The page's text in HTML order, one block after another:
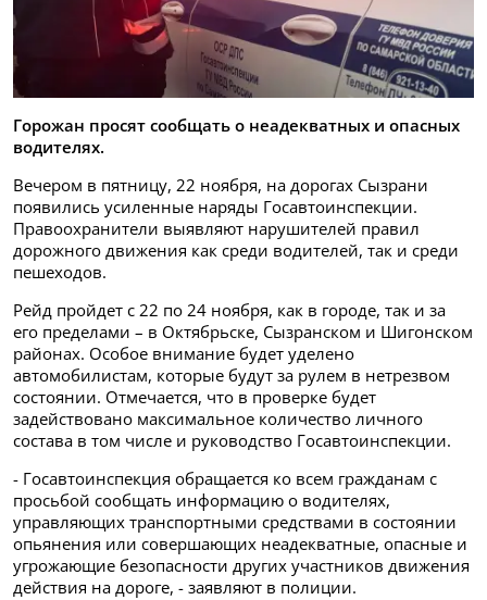
Горожан просят сообщать о неадекватных и опасных
водителях.
Вечером в пятницу, 22 ноября, на дорогах Сызрани
появились усиленные наряды Госавтоинспекции.
Правоохранители выявляют нарушителей правил
дорожного движения как среди водителей, так и среди
пешеходов.
Рейд пройдет с 22 по 24 ноября, как в городе, так и за
его пределами – в Октябрьске, Сызранском и Шигонском
районах. Особое внимание будет уделено
автомобилистам, которые будут за рулем в нетрезвом
состоянии. Отмечается, что в проверке будет
задействовано максимальное количество личного
состава в том числе и руководство Госавтоинспекции.
- Госавтоинспекция обращается ко всем гражданам с
просьбой сообщать информацию о водителях,
управляющих транспортными средствами в состоянии
опьянения или совершающих неадекватные, опасные и
угрожающие безопасности других участников движения
действия на дороге, - заявляют в полиции.